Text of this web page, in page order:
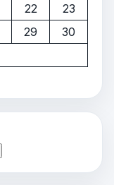
22
23
29
30